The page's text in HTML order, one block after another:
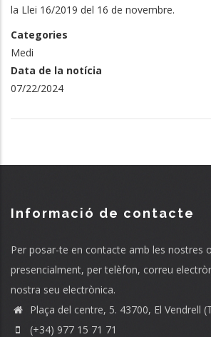
la Llei 16/2019 del 16 de novembre.
Categories
Medi
Data de la notícia
07/22/2024
Informació de contacte
Per posar-te en contacte amb les nostres
presencialment, per telèfon, correu
nostra seu electrònica.
Plaça del centre, 5. 43700, El Vendrell
(+34) 977 15 71 71